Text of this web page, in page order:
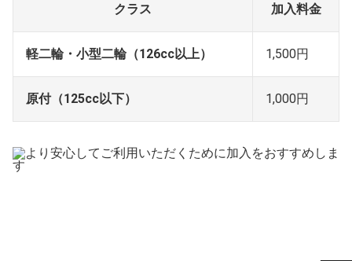
クラス 加入料金
軽二輪・小型二輪（126cc以上） 1,500円
原付（125cc以下） 1,000円